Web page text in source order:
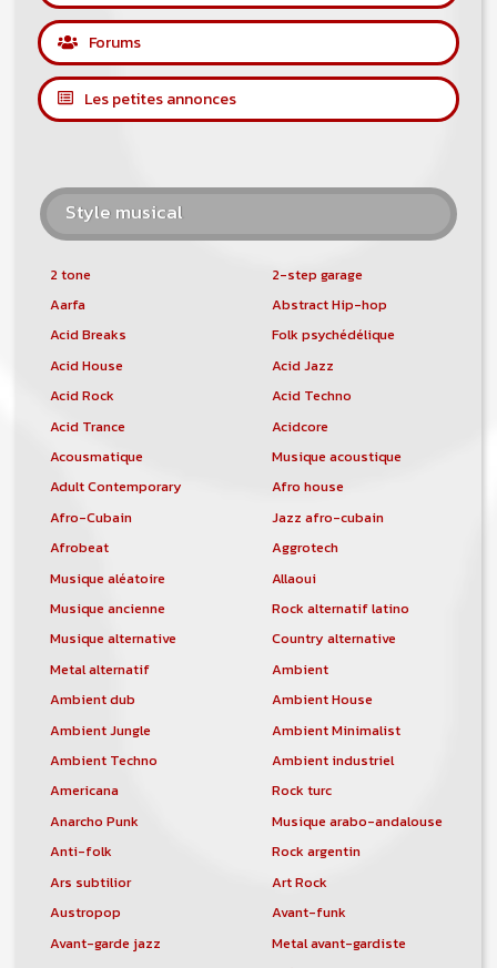
Forums
Les petites annonces
Style musical
2 tone
2-step garage
Aarfa
Abstract Hip-hop
Acid Breaks
Folk psychédélique
Acid House
Acid Jazz
Acid Rock
Acid Techno
Acid Trance
Acidcore
Acousmatique
Musique acoustique
Adult Contemporary
Afro house
Afro-Cubain
Jazz afro-cubain
Afrobeat
Aggrotech
Musique aléatoire
Allaoui
Musique ancienne
Rock alternatif latino
Musique alternative
Country alternative
Metal alternatif
Ambient
Ambient dub
Ambient House
Ambient Jungle
Ambient Minimalist
Ambient Techno
Ambient industriel
Americana
Rock turc
Anarcho Punk
Musique arabo-andalouse
Anti-folk
Rock argentin
Ars subtilior
Art Rock
Austropop
Avant-funk
Avant-garde jazz
Metal avant-gardiste